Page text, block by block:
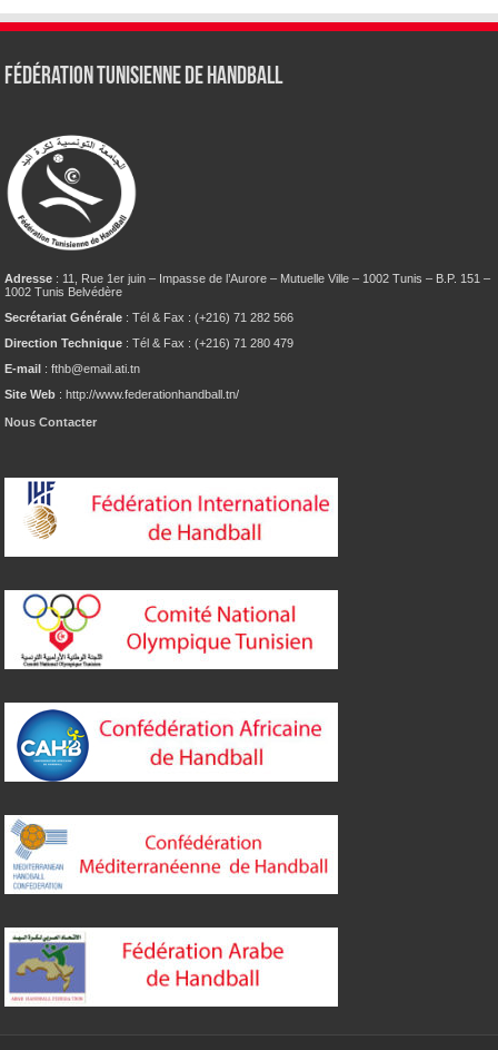
Fédération tunisienne de Handball
Adresse : 11, Rue 1er juin – Impasse de l’Aurore – Mutuelle Ville – 1002 Tunis – B.P. 151 –
1002 Tunis Belvédère
Secrétariat Générale : Tél & Fax : (+216) 71 282 566
Direction Technique : Tél & Fax : (+216) 71 280 479
E-mail : fthb@email.ati.tn
Site Web : http://www.federationhandball.tn/
Nous Contacter